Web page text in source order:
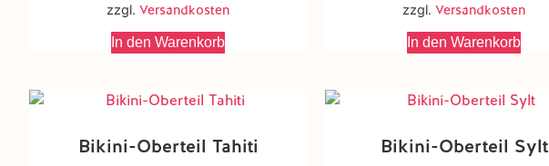
zzgl. Versandkosten
In den Warenkorb
zzgl. Versandkosten
In den Warenkorb
Bikini-Oberteil Tahiti Bikini-Oberteil Sylt